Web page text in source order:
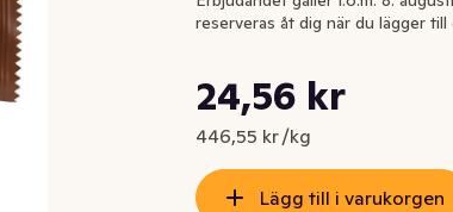
Nuvarande pris är: 24,56 kr
24,56 kr
446,55 kr /kg
Styckpris: 446,55 kr /kg
reserveras åt dig när du lägger
Lägg till i varukorgen